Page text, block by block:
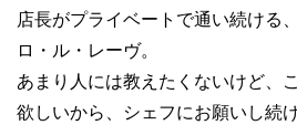
店長がプライベートで通い続ける
ロ・ル・レーヴ。
あまり人には教えたくないけど、
欲しいから、シェフにお願いし続